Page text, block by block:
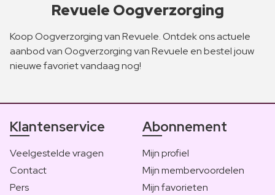
Revuele Oogverzorging
Koop Oogverzorging van Revuele. Ontdek ons actuele
aanbod van Oogverzorging van Revuele en bestel jouw
nieuwe favoriet vandaag nog!
Klantenservice
Veelgestelde vragen
Contact
Pers
Abonnement
Mijn profiel
Mijn membervoordelen
Mijn favorieten